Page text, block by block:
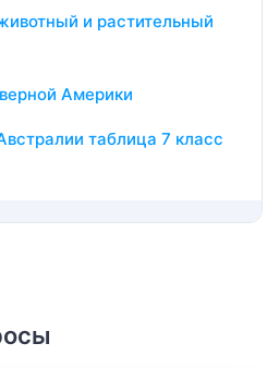
и растительный
Америки
таблица 7 класс